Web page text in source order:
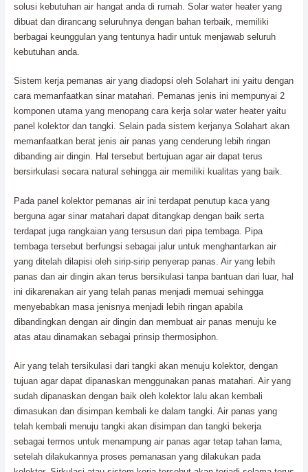
solusi kebutuhan air hangat anda di rumah. Solar water heater yang
dibuat dan dirancang seluruhnya dengan bahan terbaik, memiliki
berbagai keunggulan yang tentunya hadir untuk menjawab seluruh
kebutuhan anda.
Sistem kerja pemanas air yang diadopsi oleh Solahart ini yaitu dengan
cara memanfaatkan sinar matahari. Pemanas jenis ini mempunyai 2
komponen utama yang menopang cara kerja solar water heater yaitu
panel kolektor dan tangki. Selain pada sistem kerjanya Solahart akan
memanfaatkan berat jenis air panas yang cenderung lebih ringan
dibanding air dingin. Hal tersebut bertujuan agar air dapat terus
bersirkulasi secara natural sehingga air memiliki kualitas yang baik.
Pada panel kolektor pemanas air ini terdapat penutup kaca yang
berguna agar sinar matahari dapat ditangkap dengan baik serta
terdapat juga rangkaian yang tersusun dari pipa tembaga. Pipa
tembaga tersebut berfungsi sebagai jalur untuk menghantarkan air
yang ditelah dilapisi oleh sirip-sirip penyerap panas. Air yang lebih
panas dan air dingin akan terus bersikulasi tanpa bantuan dari luar, hal
ini dikarenakan air yang telah panas menjadi memuai sehingga
menyebabkan masa jenisnya menjadi lebih ringan apabila
dibandingkan dengan air dingin dan membuat air panas menuju ke
atas atau dinamakan sebagai prinsip thermosiphon.
Air yang telah tersikulasi dari tangki akan menuju kolektor, dengan
tujuan agar dapat dipanaskan menggunakan panas matahari. Air yang
sudah dipanaskan dengan baik oleh kolektor lalu akan kembali
dimasukan dan disimpan kembali ke dalam tangki. Air panas yang
telah kembali menuju tangki akan disimpan dan tangki bekerja
sebagai termos untuk menampung air panas agar tetap tahan lama,
setelah dilakukannya proses pemanasan yang dilakukan pada